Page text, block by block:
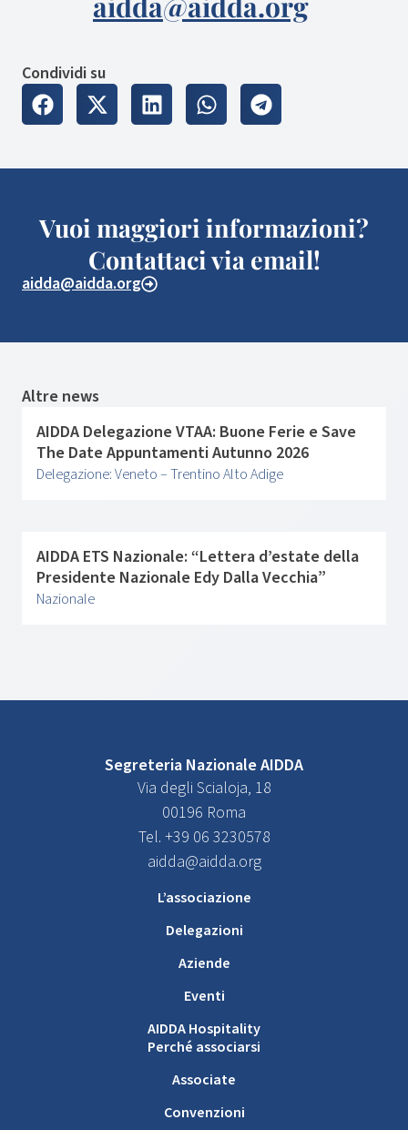
Condividi su
Vuoi maggiori informazioni?
Contattaci via email!
aidda@aidda.org
Altre news
AIDDA Delegazione VTAA: Buone Ferie e Save
The Date Appuntamenti Autunno 2026
Delegazione: Veneto – Trentino Alto Adige
AIDDA ETS Nazionale: “Lettera d’estate della
Presidente Nazionale Edy Dalla Vecchia”
Nazionale
Segreteria Nazionale AIDDA
Via degli Scialoja, 18
00196 Roma
Tel. +39 06 3230578
aidda@aidda.org
L’associazione
Delegazioni
Aziende
Eventi
AIDDA Hospitality
Perché associarsi
Associate
Convenzioni